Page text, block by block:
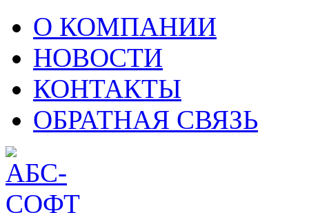
О КОМПАНИИ
НОВОСТИ
КОНТАКТЫ
ОБРАТНАЯ СВЯЗЬ